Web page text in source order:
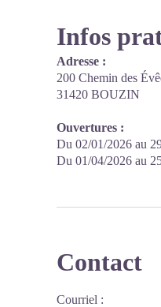
Infos
Adresse :
200 Chemin des
31420 BOUZIN
Ouvertures :
Du 02/01/2026 au
Du 01/04/2026 au
Contact
Courriel :